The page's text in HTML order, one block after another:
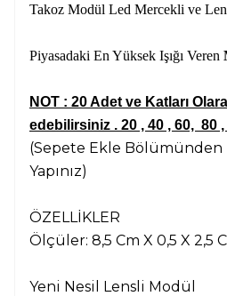
Takoz Modül Led Mercekli ve
Piyasadaki En Yüksek Işığı Veren
NOT : 20 Adet ve Katları
edebilirsiniz . 20 , 40 , 60, 80 ,
(Sepete Ekle Bölümünden
Yapınız)
ÖZELLİKLER
Ölçüler: 8,5 Cm X 0,5 X 2,5
Yeni Nesil Lensli Modül